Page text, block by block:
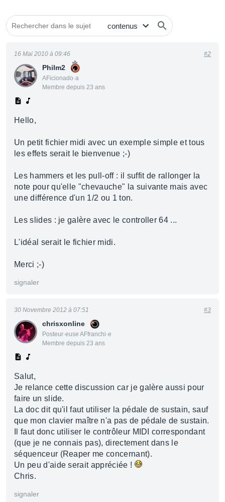
Philm2
AFicionado·a
Membre depuis 23 ans
16 Mai 2010 à 09:46 #2
Hello,
Un petit fichier midi avec un exemple simple et tous
les effets serait le bienvenue ;-)
Les hammers et les pull-off : il suffit de rallonger la
note pour qu'elle "chevauche" la suivante mais avec
une différence d'un 1/2 ou 1 ton.
Les slides : je galère avec le controller 64 ...
L'idéal serait le fichier midi.
Merci ;-)
signaler
chrisxonline
Posteur·euse AFfranchi·e
Membre depuis 23 ans
30 Novembre 2012 à 07:51 #3
Salut,
Je relance cette discussion car je galère aussi pour
faire un slide.
La doc dit qu'il faut utiliser la pédale de sustain, sauf
que mon clavier maître n'a pas de pédale de sustain.
Il faut donc utiliser le contrôleur MIDI correspondant
(que je ne connais pas), directement dans le
séquenceur (Reaper me concernant).
Un peu d'aide serait appréciée !
Chris.
signaler